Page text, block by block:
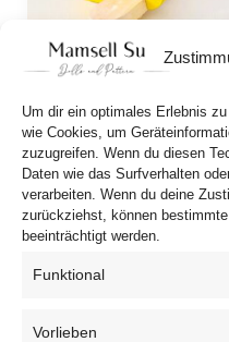
Um dir ein optimales Erlebnis
wie Cookies, um
zuzugreifen. Wenn du diesen
Daten wie das Surfverhalten
verarbeiten. Wenn du deine
zurückziehst, können
beeinträchtigt werden.
Funktional
Vorlieben
The time has come!
test sewing my